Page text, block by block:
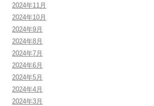
2024年11月
2024年10月
2024年9月
2024年8月
2024年7月
2024年6月
2024年5月
2024年4月
2024年3月